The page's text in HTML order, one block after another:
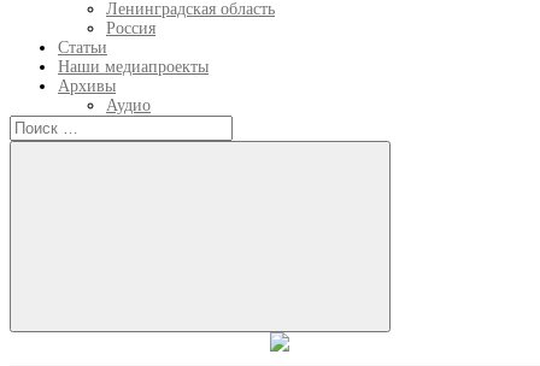
Ленинградская область
Россия
Статьи
Наши медиапроекты
Архивы
Аудио
Искать:
Искать